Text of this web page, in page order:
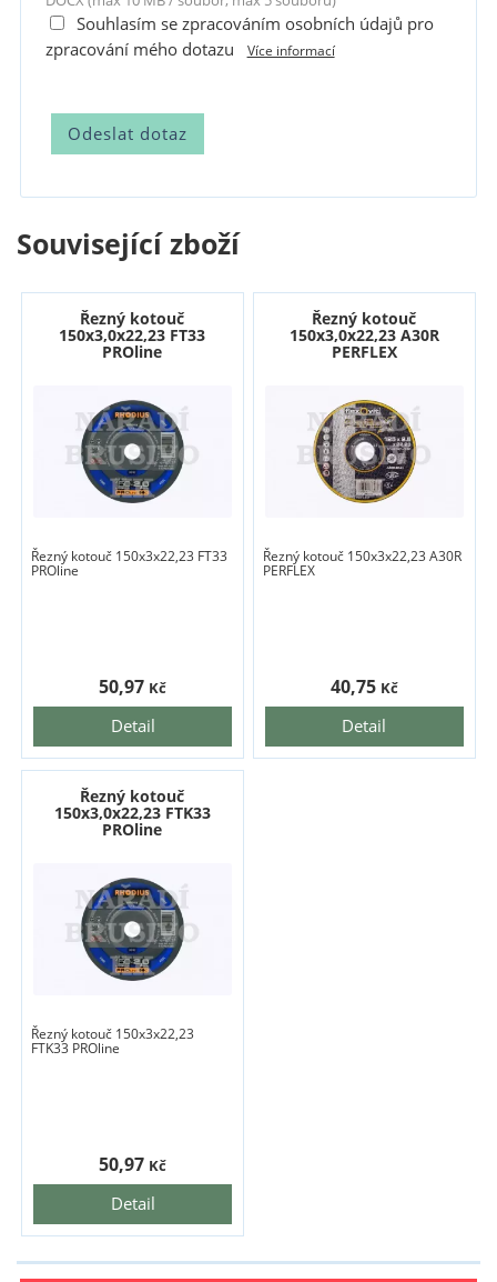
Souhlasím se zpracováním osobních údajů pro
zpracování mého dotazu
Více informací
Související zboží
Řezný kotouč
150x3,0x22,23 FT33
PROline
Řezný kotouč 150x3x22,23 FT33
PROline
Detail
50,97 Kč
Řezný kotouč
150x3,0x22,23 A30R
PERFLEX
Řezný kotouč 150x3x22,23 A30R
PERFLEX
Detail
40,75 Kč
Řezný kotouč
150x3,0x22,23 FTK33
PROline
Řezný kotouč 150x3x22,23
FTK33 PROline
Detail
50,97 Kč